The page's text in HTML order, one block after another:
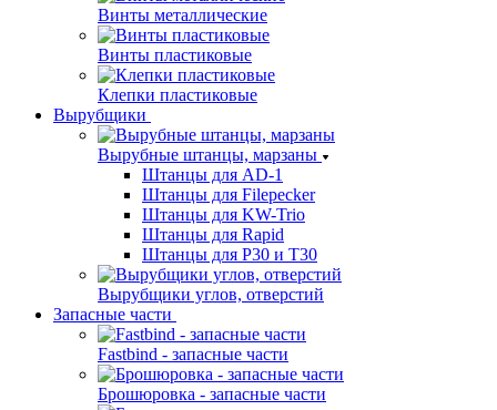
Винты металлические
Винты пластиковые
Клепки пластиковые
Вырубщики
Вырубные штанцы, марзаны
Штанцы для AD-1
Штанцы для Filepecker
Штанцы для KW-Trio
Штанцы для Rapid
Штанцы для Р30 и Т30
Вырубщики углов, отверстий
Запасные части
Fastbind - запасные части
Брошюровка - запасные части